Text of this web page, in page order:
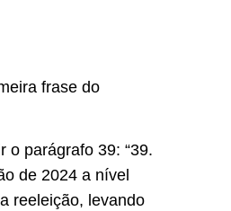
frase do
o parágrafo 39: “39.
de 2024 a nível
reeleição, levando